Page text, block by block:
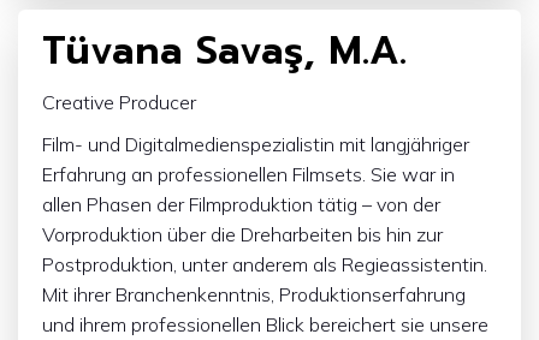
Tüvana Savaş, M.A.
Creative Producer
Film- und Digitalmedienspezialistin mit langjähriger
Erfahrung an professionellen Filmsets. Sie war in
allen Phasen der Filmproduktion tätig – von der
Vorproduktion über die Dreharbeiten bis hin zur
Postproduktion, unter anderem als Regieassistentin.
Mit ihrer Branchenkenntnis, Produktionserfahrung
und ihrem professionellen Blick bereichert sie unsere